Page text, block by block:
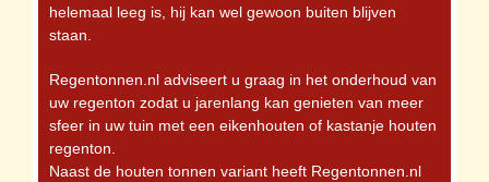
helemaal leeg is, hij kan wel gewoon buiten blijven
staan.
Regentonnen.nl adviseert u graag in het onderhoud van
uw regenton zodat u jarenlang kan genieten van meer
sfeer in uw tuin met een eikenhouten of kastanje houten
regenton.
Naast de houten tonnen variant heeft Regentonnen.nl